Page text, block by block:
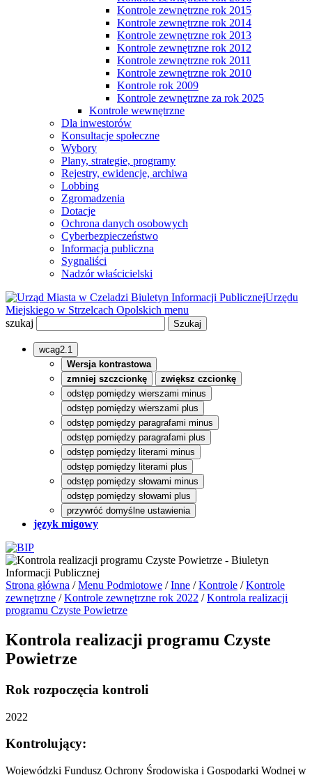
Kontrole zewnętrzne rok 2015
Kontrole zewnętrzne rok 2014
Kontrole zewnętrzne rok 2013
Kontrole zewnętrzne rok 2012
Kontrole zewnętrzne rok 2011
Kontrole zewnętrzne rok 2010
Kontrole rok 2009
Kontrole zewnętrzne za rok 2025
Kontrole wewnętrzne
Dla inwestorów
Konsultacje społeczne
Wybory
Plany, strategie, programy
Rejestry, ewidencje, archiwa
Lobbing
Zgromadzenia
Dotacje
Ochrona danych osobowych
Cyberbezpieczeństwo
Informacja publiczna
Sygnaliści
Nadzór właścicielski
Biuletyn Informacji PublicznejUrzędu
Miejskiego w Strzelcach Opolskich menu
szukaj
wcag2.1
Wersja kontrastowa
zmniej szczcionkę
zwiększ czcionkę
odstęp pomiędzy wierszami minus
odstęp pomiędzy wierszami plus
odstęp pomiędzy paragrafami minus
odstęp pomiędzy paragrafami plus
odstęp pomiędzy literami minus
odstęp pomiędzy literami plus
odstęp pomiędzy słowami minus
odstęp pomiędzy słowami plus
przywróć domyślne ustawienia
język migowy
Strona główna /Menu Podmiotowe /Inne /Kontrole /Kontrole
zewnętrzne /Kontrole zewnętrzne rok 2022 /Kontrola realizacji
programu Czyste Powietrze
Kontrola realizacji programu Czyste
Powietrze
Rok rozpoczęcia kontroli
2022
Kontrolujący:
Wojewódzki Fundusz Ochrony Środowiska i Gospodarki Wodnej w